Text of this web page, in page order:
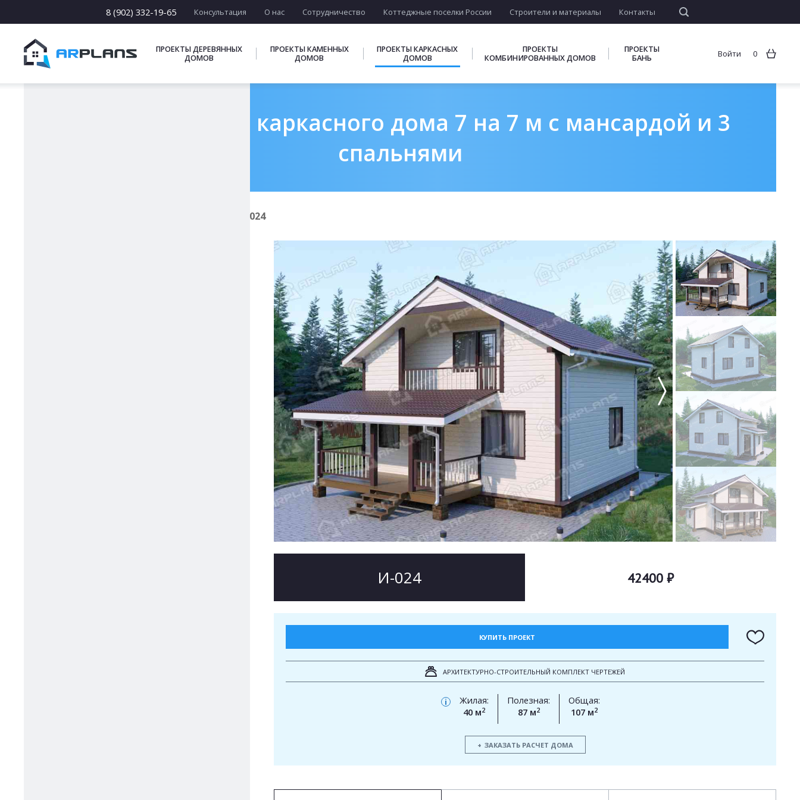
8 (902) 332-19-65 Консультация О нас Сотрудничество Коттеджные поселки России Строители и материалы Контакты
ПРОЕКТЫ ДЕРЕВЯННЫХ
ДОМОВ
ПРОЕКТЫ КАМЕННЫХ
ДОМОВ
ПРОЕКТЫ КАРКАСНЫХ
ДОМОВ
ПРОЕКТЫ
КОМБИНИРОВАННЫХ ДОМОВ
ПРОЕКТЫ
БАНЬ
Войти 0
Готовый проект каркасного дома 7 на 7 м с мансардой и 3
спальнями
И-024
И-024 42400 ₽
КУПИТЬ ПРОЕКТ
АРХИТЕКТУРНО-СТРОИТЕЛЬНЫЙ КОМПЛЕКТ ЧЕРТЕЖЕЙ
i
Жилая:
40 м2
Полезная:
87 м2
Общая:
107 м2
ЗАКАЗАТЬ РАСЧЕТ ДОМА